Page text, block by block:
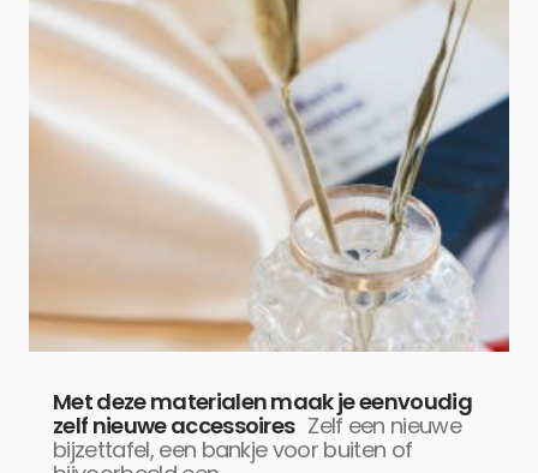
Met deze materialen maak je eenvoudig
zelf nieuwe accessoires Zelf een nieuwe
bijzettafel, een bankje voor buiten of